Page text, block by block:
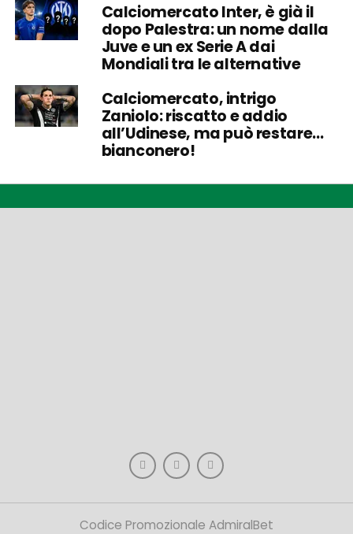
Calciomercato Inter, è già il
dopo Palestra: un nome dalla
Juve e un ex Serie A dai
Mondiali tra le alternative
Calciomercato, intrigo
Zaniolo: riscatto e addio
all’Udinese, ma può restare…
bianconero!
Codice Promozionale AdmiralBet